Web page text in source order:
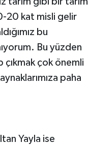
20 kat misli gelir
bu
Bu yüzden
çıkmak çok önemli
paha
Yayla ise